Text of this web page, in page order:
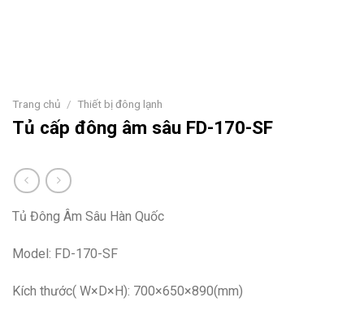
Trang chủ / Thiết bị đông lạnh
Tủ cấp đông âm sâu FD-170-SF
Tủ Đông Âm Sâu Hàn Quốc
Model: FD-170-SF
Kích thước( W×D×H): 700×650×890(mm)